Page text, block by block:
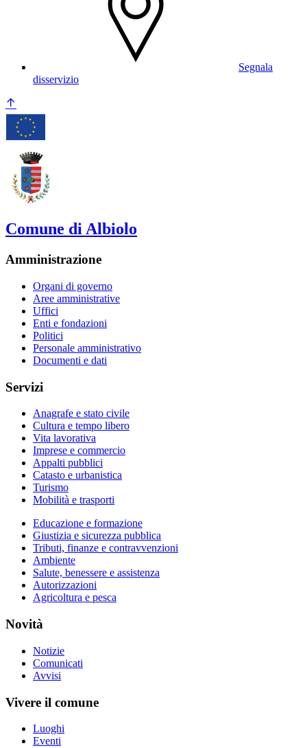
Segnala
disservizio
Comune di Albiolo
Amministrazione
Organi di governo
Aree amministrative
Uffici
Enti e fondazioni
Politici
Personale amministrativo
Documenti e dati
Servizi
Anagrafe e stato civile
Cultura e tempo libero
Vita lavorativa
Imprese e commercio
Appalti pubblici
Catasto e urbanistica
Turismo
Mobilità e trasporti
Educazione e formazione
Giustizia e sicurezza pubblica
Tributi, finanze e contravvenzioni
Ambiente
Salute, benessere e assistenza
Autorizzazioni
Agricoltura e pesca
Novità
Notizie
Comunicati
Avvisi
Vivere il comune
Luoghi
Eventi